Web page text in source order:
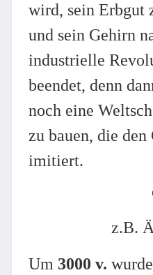
wird, sein Erbgut
und sein Gehirn
industrielle
beendet, denn
noch eine
zu bauen, die den
imitiert.
z.B.
Um 3000 v.